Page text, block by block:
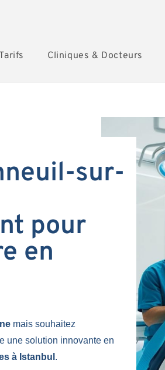
Cliniques & Docteurs
sur-
pour
en
mais souhaitez
une solution innovante en
à Istanbul .